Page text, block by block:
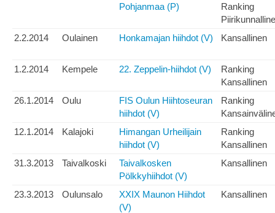
Pohjanmaa (P)
Ranking
2.2.2014
Oulainen Honkamajan hiihdot (V) Kansallinen
1.2.2014 Kempele 22. Zeppelin-hiihdot (V)
Ranking
Kansallinen
26.1.2014
Oulu
FIS Oulun Hiihtoseuran
hiihdot (V)
Ranking
12.1.2014
Kalajoki
Himangan Urheilijain
hiihdot (V)
Ranking
Kansallinen
31.3.2013
Taivalkoski
Taivalkosken
Pölkkyhiihdot (V)
Kansallinen
23.3.2013 Oulunsalo
XXIX Maunon Hiihdot
(V)
Kansallinen